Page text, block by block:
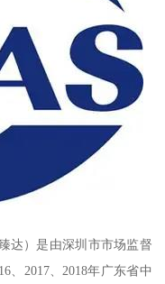
达）是由深圳市市场监督
、2017、2018年广东省中